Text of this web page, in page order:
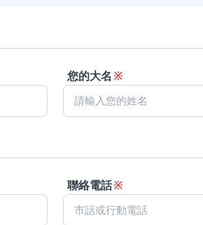
您的大名 ※
聯絡電話※